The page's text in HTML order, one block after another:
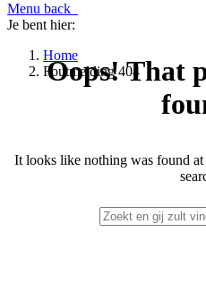
Menu back
Je bent hier:
Home
Foutmelding 404
Oops! That
It looks like nothing was found